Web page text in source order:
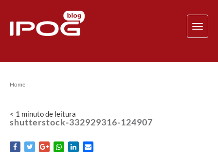
Home
< 1 minutode leitura
shutterstock-332929316-124907